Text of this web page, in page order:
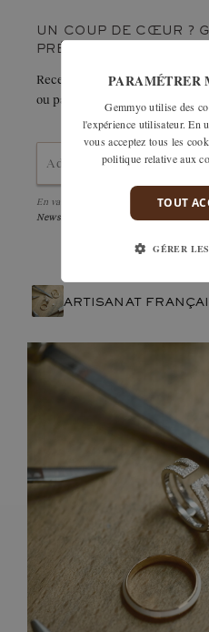
UN COUP DE CŒUR ?
PRÉCIEUSEMENT.
Recevez immédiatement le
ou partagez-la facilement avec
En validant, j'accepte la politique de
Newsletter
ARTISANAT
PIERRES
ENGAGEMENTS
PARAMÉTRER
Gemmyo utilise des
l'expérience utilisateur. En
vous acceptez tous les
politique relative aux
TOUT
GÉRER